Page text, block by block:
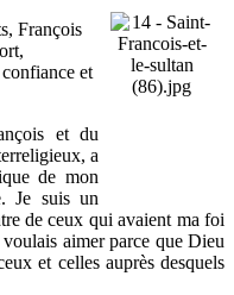
François
et
et du
a
de mon
Je suis un
de ceux qui avaient ma foi
aimer parce que Dieu
et celles auprès desquels